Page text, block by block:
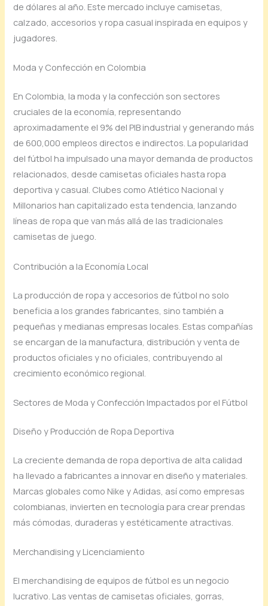
de dólares al año. Este mercado incluye camisetas,
calzado, accesorios y ropa casual inspirada en equipos y
jugadores.
Moda y Confección en Colombia
En Colombia, la moda y la confección son sectores
cruciales de la economía, representando
aproximadamente el 9% del PIB industrial y generando más
de 600,000 empleos directos e indirectos. La popularidad
del fútbol ha impulsado una mayor demanda de productos
relacionados, desde camisetas oficiales hasta ropa
deportiva y casual. Clubes como Atlético Nacional y
Millonarios han capitalizado esta tendencia, lanzando
líneas de ropa que van más allá de las tradicionales
camisetas de juego.
Contribución a la Economía Local
La producción de ropa y accesorios de fútbol no solo
beneficia a los grandes fabricantes, sino también a
pequeñas y medianas empresas locales. Estas compañías
se encargan de la manufactura, distribución y venta de
productos oficiales y no oficiales, contribuyendo al
crecimiento económico regional.
Sectores de Moda y Confección Impactados por el Fútbol
Diseño y Producción de Ropa Deportiva
La creciente demanda de ropa deportiva de alta calidad
ha llevado a fabricantes a innovar en diseño y materiales.
Marcas globales como Nike y Adidas, así como empresas
colombianas, invierten en tecnología para crear prendas
más cómodas, duraderas y estéticamente atractivas.
Merchandising y Licenciamiento
El merchandising de equipos de fútbol es un negocio
lucrativo. Las ventas de camisetas oficiales, gorras,